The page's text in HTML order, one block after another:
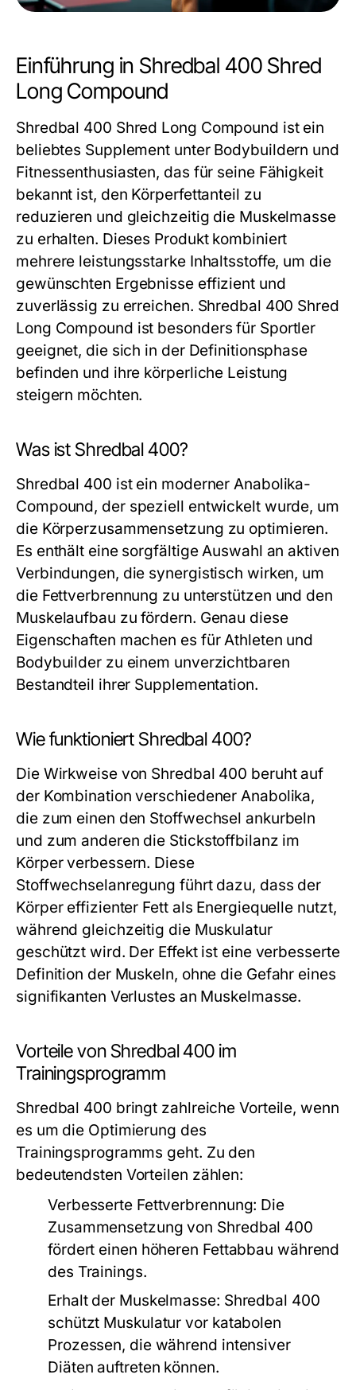
Einführung in Shredbal 400 Shred
Long Compound
Shredbal 400 Shred Long Compound ist ein
beliebtes Supplement unter Bodybuildern und
Fitnessenthusiasten, das für seine Fähigkeit
bekannt ist, den Körperfettanteil zu
reduzieren und gleichzeitig die Muskelmasse
zu erhalten. Dieses Produkt kombiniert
mehrere leistungsstarke Inhaltsstoffe, um die
gewünschten Ergebnisse effizient und
zuverlässig zu erreichen. Shredbal 400 Shred
Long Compound ist besonders für Sportler
geeignet, die sich in der Definitionsphase
befinden und ihre körperliche Leistung
steigern möchten.
Was ist Shredbal 400?
Shredbal 400 ist ein moderner Anabolika-
Compound, der speziell entwickelt wurde, um
die Körperzusammensetzung zu optimieren.
Es enthält eine sorgfältige Auswahl an aktiven
Verbindungen, die synergistisch wirken, um
die Fettverbrennung zu unterstützen und den
Muskelaufbau zu fördern. Genau diese
Eigenschaften machen es für Athleten und
Bodybuilder zu einem unverzichtbaren
Bestandteil ihrer Supplementation.
Wie funktioniert Shredbal 400?
Die Wirkweise von Shredbal 400 beruht auf
der Kombination verschiedener Anabolika,
die zum einen den Stoffwechsel ankurbeln
und zum anderen die Stickstoffbilanz im
Körper verbessern. Diese
Stoffwechselanregung führt dazu, dass der
Körper effizienter Fett als Energiequelle nutzt,
während gleichzeitig die Muskulatur
geschützt wird. Der Effekt ist eine verbesserte
Definition der Muskeln, ohne die Gefahr eines
signifikanten Verlustes an Muskelmasse.
Vorteile von Shredbal 400 im
Trainingsprogramm
Shredbal 400 bringt zahlreiche Vorteile, wenn
es um die Optimierung des
Trainingsprogramms geht. Zu den
bedeutendsten Vorteilen zählen:
Verbesserte Fettverbrennung: Die
Zusammensetzung von Shredbal 400
fördert einen höheren Fettabbau während
des Trainings.
Erhalt der Muskelmasse: Shredbal 400
schützt Muskulatur vor katabolen
Prozessen, die während intensiver
Diäten auftreten können.